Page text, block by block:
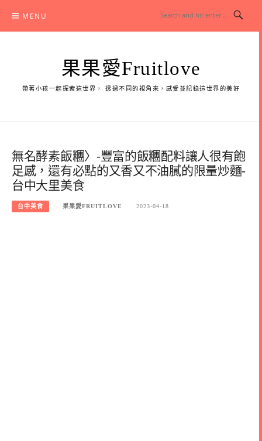
content
MENU
果果愛Fruitlove
帶著小孩一起探索這世界， 透過不同的視角來，感受並記錄這世界的美好
無名酵素飯糰〉-豐富的飯糰配料讓人很有飽
足感，還有必點的又香又不油膩的限量炒麵-
台中大里美食
台中美食 果果愛FRUITLOVE 2023-04-18